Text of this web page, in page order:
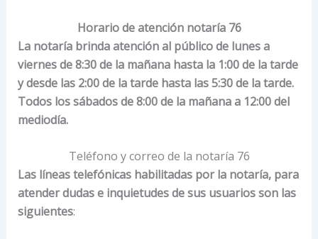
Horario de atención notaría 76
La notaría brinda atención al público de lunes a
viernes de 8:30 de la mañana hasta la 1:00 de la tarde
y desde las 2:00 de la tarde hasta las 5:30 de la tarde.
Todos los sábados de 8:00 de la mañana a 12:00 del
mediodía.
Teléfono y correo de la notaría 76
Las líneas telefónicas habilitadas por la notaría, para
atender dudas e inquietudes de sus usuarios son las
siguientes: